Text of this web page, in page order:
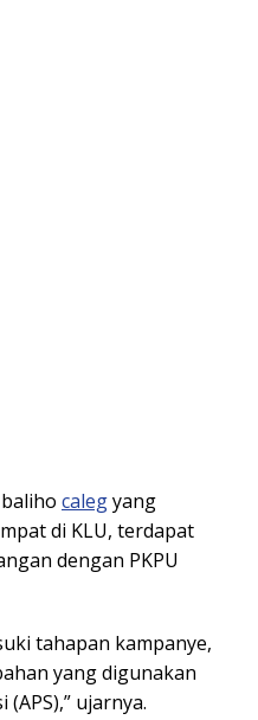
calegyang
di KLU, terdapat
dengan PKPU
tahapan kampanye,
yang digunakan
ujarnya.